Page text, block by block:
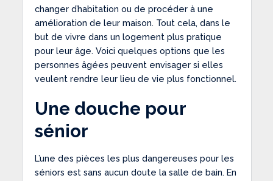
changer d’habitation ou de procéder à une
amélioration de leur maison. Tout cela, dans le
but de vivre dans un logement plus pratique
pour leur âge. Voici quelques options que les
personnes âgées peuvent envisager si elles
veulent rendre leur lieu de vie plus fonctionnel.
Une douche pour
sénior
L’une des pièces les plus dangereuses pour les
séniors est sans aucun doute la salle de bain. En